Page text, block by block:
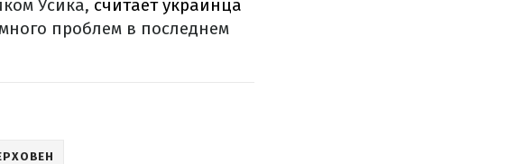
Усика, считает украинца
проблем в последнем